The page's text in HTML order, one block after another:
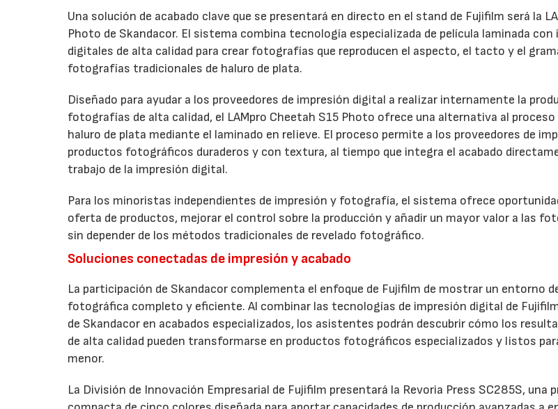
Una solución de acabado clave que se presentará en directo en el stand de Fujifilm será la
Photo de Skandacor. El sistema combina tecnología especializada de película laminada con
digitales de alta calidad para crear fotografías que reproducen el aspecto, el tacto y el
fotografías tradicionales de haluro de plata.
Diseñado para ayudar a los proveedores de impresión digital a realizar internamente la
fotografías de alta calidad, el LAMpro Cheetah S15 Photo ofrece una alternativa al
haluro de plata mediante el laminado en relieve. El proceso permite a los proveedores de
productos fotográficos duraderos y con textura, al tiempo que integra el acabado
trabajo de la impresión digital.
Para los minoristas independientes de impresión y fotografía, el sistema ofrece
oferta de productos, mejorar el control sobre la producción y añadir un mayor valor a las
sin depender de los métodos tradicionales de revelado fotográfico.
Soluciones conectadas de impresión y acabado
La participación de Skandacor complementa el enfoque de Fujifilm de mostrar un entorno
fotográfica completo y eficiente. Al combinar las tecnologías de impresión digital de
de Skandacor en acabados especializados, los asistentes podrán descubrir cómo los
de alta calidad pueden transformarse en productos fotográficos especializados y listos
menor.
La División de Innovación Empresarial de Fujifilm presentará la Revoria Press SC285S, una